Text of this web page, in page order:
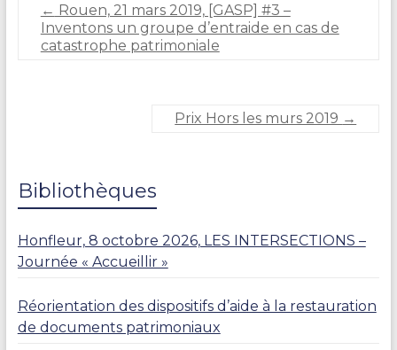
← Rouen, 21 mars 2019, [GASP] #3 –
Inventons un groupe d’entraide en cas de
catastrophe patrimoniale
Prix Hors les murs 2019 →
Bibliothèques
Honfleur, 8 octobre 2026, LES INTERSECTIONS –
Journée « Accueillir »
Réorientation des dispositifs d’aide à la restauration
de documents patrimoniaux